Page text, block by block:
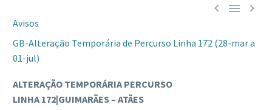
  
Avisos
GB-Alteração Temporária de Percurso Linha 172 (28-mar a
01-jul)
ALTERAÇÃO TEMPORÁRIA PERCURSO
LINHA 172|GUIMARÃES – ATÃES